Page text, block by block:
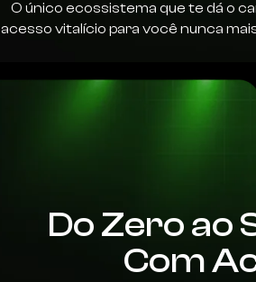
O único ecossistema que te dá o
acesso vitalício para você nunca
Do Zero ao
Com